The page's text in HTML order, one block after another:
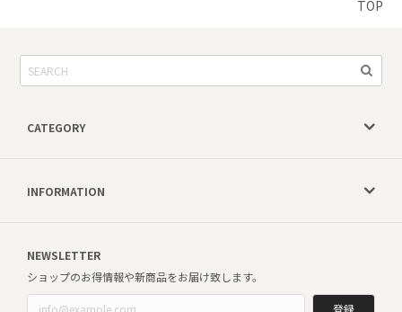
TOP
CATEGORY
INFORMATION
NEWSLETTER
ショップのお得情報や新商品をお届け致します。
登録